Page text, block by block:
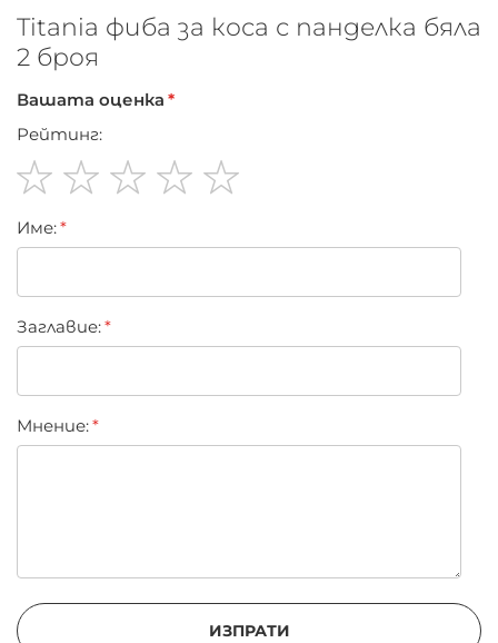
Titania фиба за коса с панделка бяла
2 броя
Вашата оценка
Рейтинг:
star
stars
stars
stars
stars
Име:
Заглавиe:
Мнение:
ИЗПРАТИ